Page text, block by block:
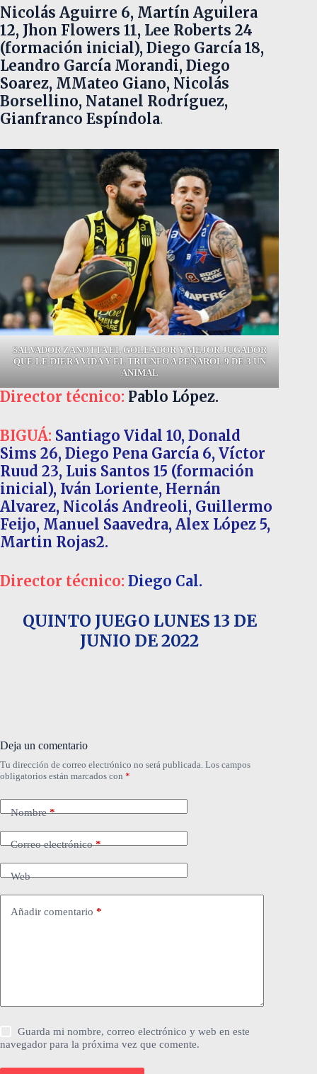
Nicolás Aguirre 6, Martín Aguilera
12, Jhon Flowers 11, Lee Roberts 24
(formación inicial), Diego García 18,
Leandro García Morandi, Diego
Soarez, MMateo Giano, Nicolás
Borsellino, Natanel Rodríguez,
Gianfranco Espíndola.
SALVADOR ZANOTTA EL GOLEADOR Y MEJOR JUGADOR
QUE LE DIERA VIDA Y EL TRIUNFO A PEÑAROL 9 DE 3 UN
ANIMAL
Director técnico: Pablo López.
BIGUÁ: Santiago Vidal 10, Donald
Sims 26, Diego Pena García 6, Víctor
Ruud 23, Luis Santos 15 (formación
inicial), Iván Loriente, Hernán
Alvarez, Nicolás Andreoli, Guillermo
Feijo, Manuel Saavedra, Alex López 5,
Martin Rojas2.
Director técnico: Diego Cal.
QUINTO JUEGO LUNES 13 DE
JUNIO DE 2022
Deja un comentario
Tu dirección de correo electrónico no será publicada. Los campos
obligatorios están marcados con *
Nombre*
Correo electrónico*
Web
Añadir comentario *
Guarda mi nombre, correo electrónico y web en este
navegador para la próxima vez que comente.